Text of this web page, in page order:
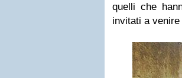
quelli che
invitati a